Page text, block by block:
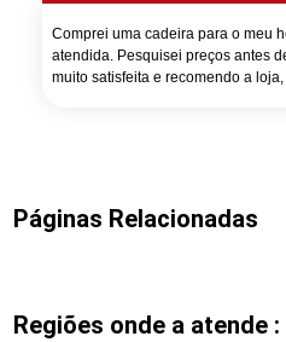
Comprei uma cadeira para o meu
atendida. Pesquisei preços antes
muito satisfeita e recomendo a
Páginas Relacionadas
Regiões onde a atende :